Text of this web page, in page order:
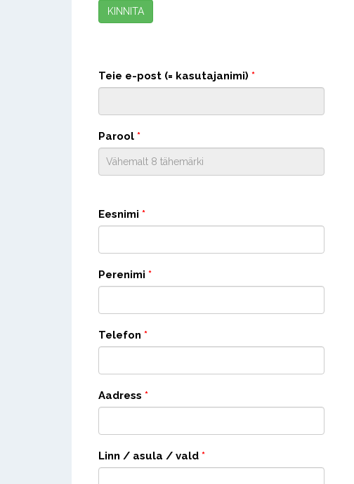
KINNITA
Teie e-post (= kasutajanimi) *
Parool *
Eesnimi *
Perenimi *
Telefon *
Aadress *
Linn / asula / vald *